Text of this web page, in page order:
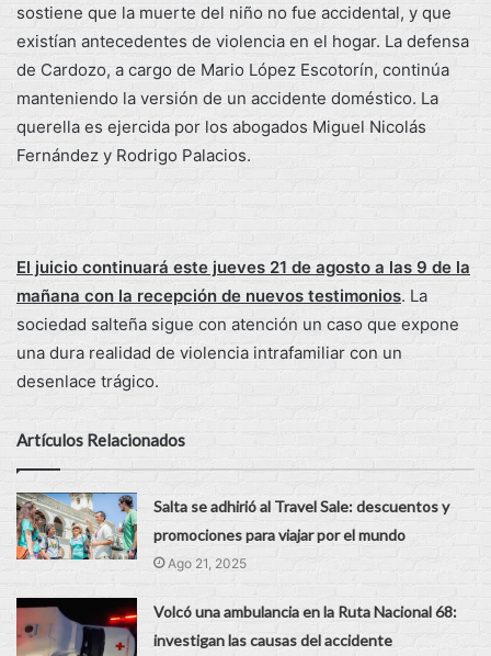
sostiene que la muerte del niño no fue accidental, y que
existían antecedentes de violencia en el hogar. La defensa
de Cardozo, a cargo de Mario López Escotorín, continúa
manteniendo la versión de un accidente doméstico. La
querella es ejercida por los abogados Miguel Nicolás
Fernández y Rodrigo Palacios.
El juicio continuará este jueves 21 de agosto a las 9 de la
mañana con la recepción de nuevos testimonios. La
sociedad salteña sigue con atención un caso que expone
una dura realidad de violencia intrafamiliar con un
desenlace trágico.
Artículos Relacionados
Salta se adhirió al Travel Sale: descuentos y
promociones para viajar por el mundo
Ago 21, 2025
Volcó una ambulancia en la Ruta Nacional 68:
investigan las causas del accidente